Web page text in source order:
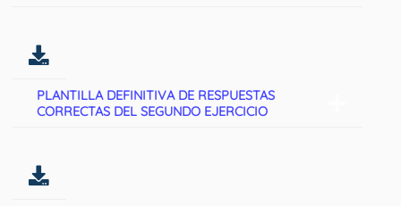
PLANTILLA DEFINITIVA DE RESPUESTAS
CORRECTAS DEL SEGUNDO EJERCICIO